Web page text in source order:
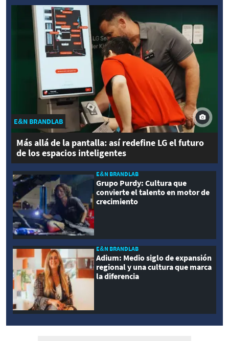
E&N BRANDLAB
Más allá de la pantalla: así redefine LG el futuro
de los espacios inteligentes
E&N BRANDLAB
Grupo Purdy: Cultura que
convierte el talento en motor de
crecimiento
E&N BRANDLAB
Adium: Medio siglo de expansión
regional y una cultura que marca
la diferencia